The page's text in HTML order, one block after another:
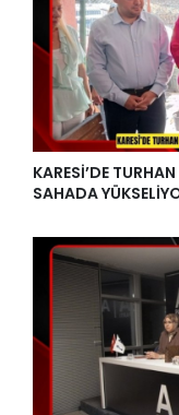
KARESİ’DE
SAHADA